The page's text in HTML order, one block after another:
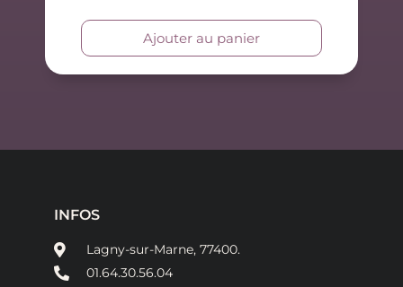
Ajouter au panier
INFOS
Lagny-sur-Marne, 77400.
01.64.30.56.04